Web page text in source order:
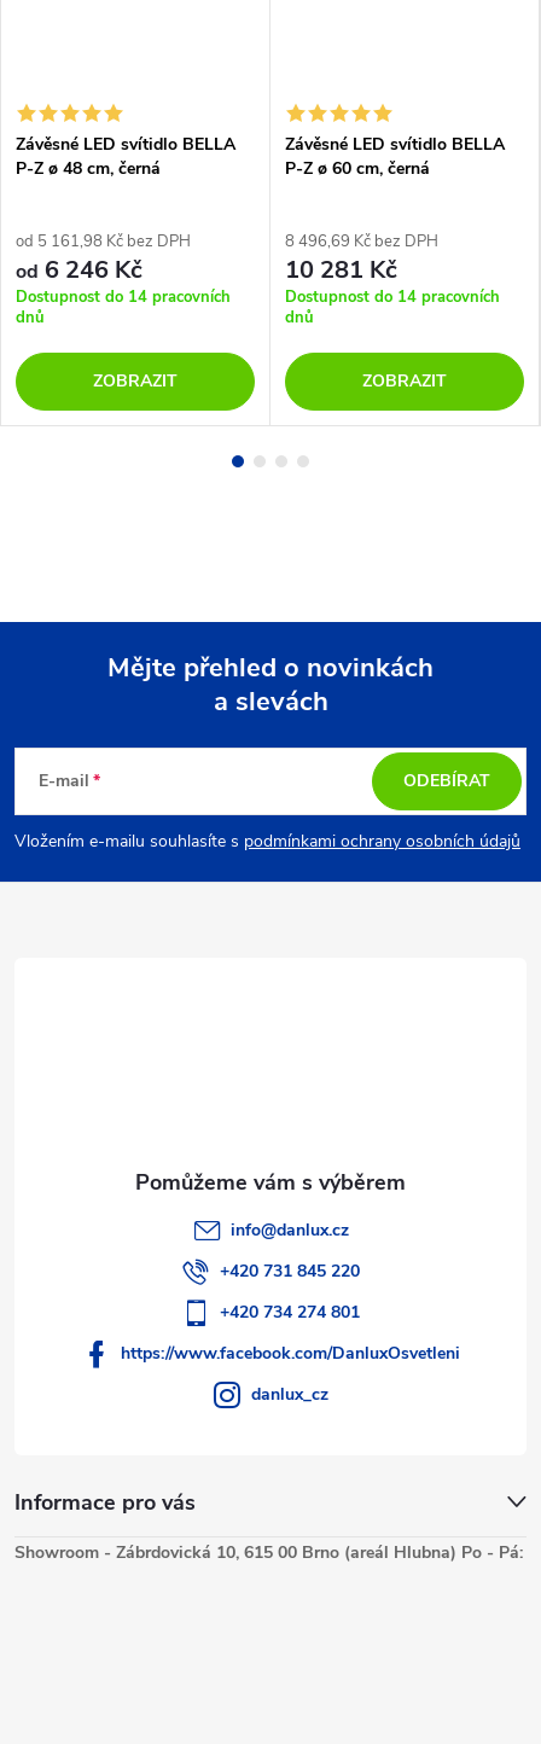
Závěsné LED svítidlo BELLA
P-Z ø 48 cm, černá
od 5 161,98 Kč bez DPH
od 6 246 Kč
Dostupnost do 14 pracovních
dnů
ZOBRAZIT
Závěsné LED svítidlo BELLA
P-Z ø 60 cm, černá
8 496,69 Kč bez DPH
10 281 Kč
Dostupnost do 14 pracovních
dnů
ZOBRAZIT
p
Mějte přehled o novinkách
a slevách
E-mail
Vložením e-mailu souhlasíte s podmínkami ochrany osobních údajů
ODEBÍRAT
Informace pro vás
info@danlux.cz
+420 731 845 220
+420 734 274 801
https://www.facebook.com/DanluxOsvetleni
danlux_cz
Showroom - Zábrdovická 10, 615 00 Brno (areál Hlubna) Po - Pá: